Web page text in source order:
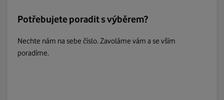
Potřebujete poradit s výběrem?
Nechte nám na sebe číslo. Zavoláme vám a se vším
poradíme.